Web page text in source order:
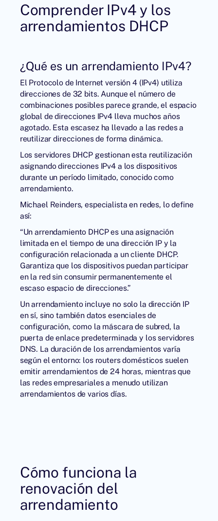
Comprender IPv4 y los
arrendamientos DHCP
¿Qué es un arrendamiento IPv4?
El Protocolo de Internet versión 4 (IPv4) utiliza
direcciones de 32 bits. Aunque el número de
combinaciones posibles parece grande, el espacio
global de direcciones IPv4 lleva muchos años
agotado. Esta escasez ha llevado a las redes a
reutilizar direcciones de forma dinámica.
Los servidores DHCP gestionan esta reutilización
asignando direcciones IPv4 a los dispositivos
durante un período limitado, conocido como
arrendamiento.
Michael Reinders, especialista en redes, lo define
así:
“Un arrendamiento DHCP es una asignación
limitada en el tiempo de una dirección IP y la
configuración relacionada a un cliente DHCP.
Garantiza que los dispositivos puedan participar
en la red sin consumir permanentemente el
escaso espacio de direcciones.”
Un arrendamiento incluye no solo la dirección IP
en sí, sino también datos esenciales de
configuración, como la máscara de subred, la
puerta de enlace predeterminada y los servidores
DNS. La duración de los arrendamientos varía
según el entorno: los routers domésticos suelen
emitir arrendamientos de 24 horas, mientras que
las redes empresariales a menudo utilizan
arrendamientos de varios días.
Cómo funciona la
renovación del
arrendamiento